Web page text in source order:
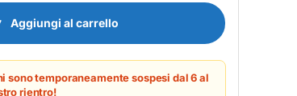
- ESTENSIONE GARANZIE quantity
Aggiungi al carrello
sono temporaneamente sospesi dal 6 al
rientro!